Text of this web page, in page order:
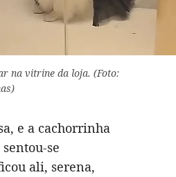
na vitrine da loja. (Foto:
e a cachorrinha
se
ali, serena,